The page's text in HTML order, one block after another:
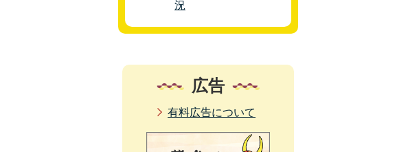
況
広告
有料広告について